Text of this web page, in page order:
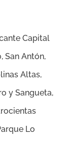
Capital
San Antón,
Altas,
y Sangueta,
Lo